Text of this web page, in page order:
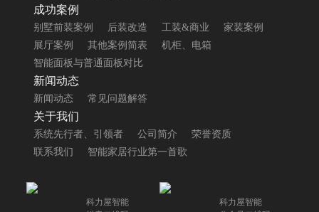
成功案例
别墅前装案例 后装改造 工装&商业
家装案例
展厅案例
其他案例简表
机柜、电箱
智能面板与普通面板对比
新闻动态
新闻动态 常见问题解答
关于我们
系统先行者、引领者 公司简介
荣誉资质
联系我们
智能家居行业第一首歌
科力屋智能
科力屋智能